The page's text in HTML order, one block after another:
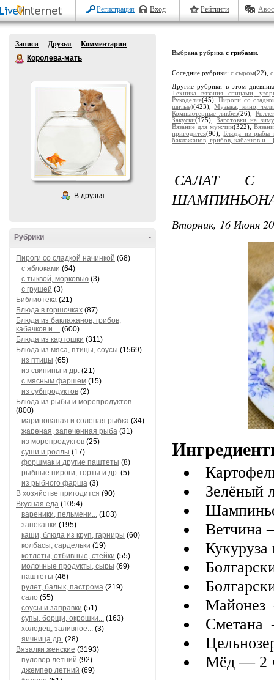
Регистрация Вход Рейтинги
Записи Друзья
Комментарии
Королева-мать
В друзья
-
Рубрики
Пироги со сладкой начинкой (68)
с яблоками (64)
с тыквой, морковью (3)
с грушей (3)
Библиотека (21)
Блюда в горшочках (87)
Блюда из баклажанов, грибов,
кабачков и ... (600)
Блюда из картошки (311)
Блюда из мяса, птицы, соусы (1569)
из птицы (65)
из свинины и др. (21)
с мясным фаршем (15)
из субпродуктов (2)
Блюда из рыбы и морепродуктов
(800)
маринованая и соленая рыбка (34)
жареная, запеченная рыба (31)
из морепродуктов (25)
суши и роллы (17)
форшмак и другие паштеты (8)
рыбные пироги, торты и др. (5)
из рыбного фарша (3)
В хозяйстве пригодится (90)
Вкусная еда (1054)
вареники, пельмени... (103)
запеканки (195)
каши, блюда из круп, гарниры (60)
колбасы, сардельки (19)
котлеты, отбивные, стейки (55)
молочные продукты, сыры (69)
паштеты (46)
рулет, балык, пастрома (219)
сало (55)
соусы и заправки (51)
супы, борщи, окрошки... (163)
холодец, заливное... (3)
яичница др. (28)
Вязалки женские (3193)
пуловер летний (92)
джемпер летний (69)
Выбрана рубрика с грибами
Соседние рубрики: с сыром(22),
Другие рубрики в этом
Техника вязания спицами,
Рукоделие(45),Пироги со
шитые)(423),Музыка, кино,
Компьютерные ликбез(26),
Закуски(175), Заготовки на зиму
Вязание для мужчин(322),
пригодится(90),Блюда из рыбы
баклажанов, грибов, кабачков и ...
САЛАТ С
Вторник, 16 Июня
Зелёный
Ветчина
Сметана
Мёд — 2